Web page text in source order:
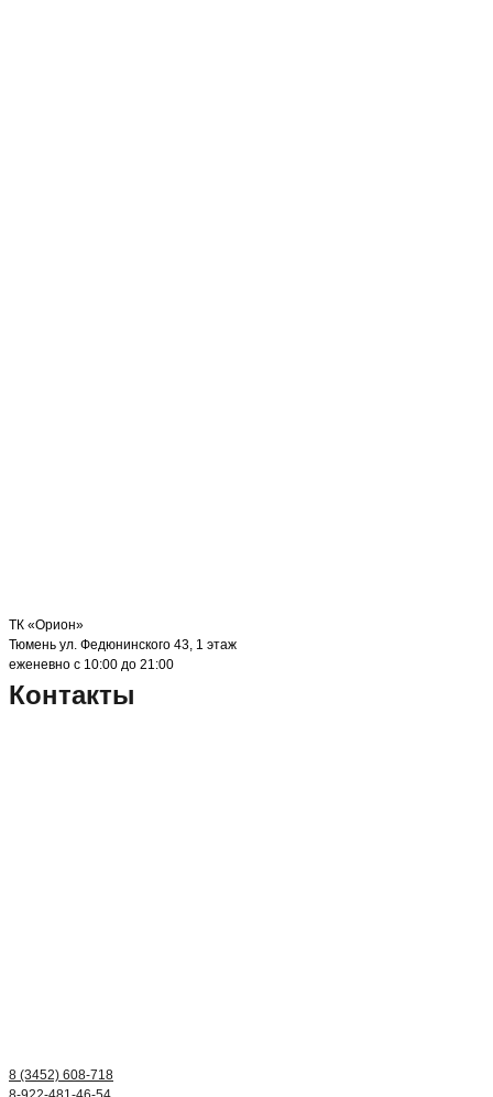
ТК «Орион»
Тюмень ул. Федюнинского 43, 1 этаж
еженевно с 10:00 до 21:00
Контакты
8 (3452) 608-718